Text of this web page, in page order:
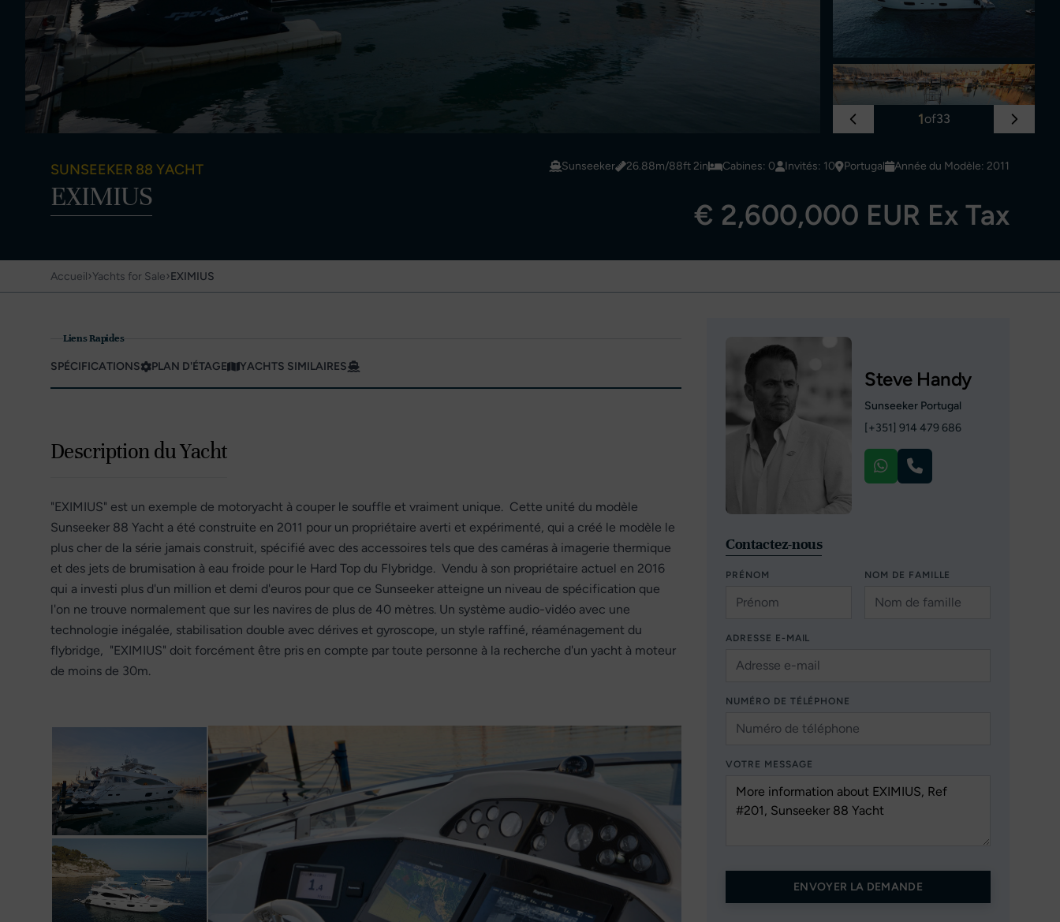
1of33
SUNSEEKER 88 YACHT
EXIMIUS
Sunseeker 26.88m/88ft 2in Cabines: 0 Invités: 10 Portugal Année du Modèle: 2011
€ 2,600,000 EUR Ex Tax
Accueil›Yachts for Sale›EXIMIUS
Liens Rapides
SPÉCIFICATIONS PLAN D'ÉTAGE YACHTS SIMILAIRES
Description du Yacht
"EXIMIUS" est un exemple de motoryacht à couper le souffle et vraiment unique. Cette unité du modèle
Sunseeker 88 Yacht a été construite en 2011 pour un propriétaire averti et expérimenté, qui a créé le modèle le
plus cher de la série jamais construit, spécifié avec des accessoires tels que des caméras à imagerie thermique
et des jets de brumisation à eau froide pour le Hard Top du Flybridge. Vendu à son propriétaire actuel en 2016
qui a investi plus d'un million et demi d'euros pour que ce Sunseeker atteigne un niveau de spécification que
l'on ne trouve normalement que sur les navires de plus de 40 mètres. Un système audio-vidéo avec une
technologie inégalée, stabilisation double avec dérives et gyroscope, un style raffiné, réaménagement du
flybridge, "EXIMIUS" doit forcément être pris en compte par toute personne à la recherche d'un yacht à moteur
de moins de 30m.
Steve Handy
Sunseeker Portugal
[+351] 914 479 686
Contactez-nous
PRÉNOM NOM DE FAMILLE
ADRESSE E-MAIL
NUMÉRO DE TÉLÉPHONE
VOTRE MESSAGE
ENVOYER LA DEMANDE